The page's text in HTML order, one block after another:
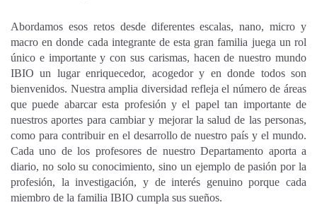
Abordamos esos retos desde diferentes escalas, nano, micro y
macro en donde cada integrante de esta gran familia juega un rol
único e importante y con sus carismas, hacen de nuestro mundo
IBIO un lugar enriquecedor, acogedor y en donde todos son
bienvenidos. Nuestra amplia diversidad refleja el número de áreas
que puede abarcar esta profesión y el papel tan importante de
nuestros aportes para cambiar y mejorar la salud de las personas,
como para contribuir en el desarrollo de nuestro país y el mundo.
Cada uno de los profesores de nuestro Departamento aporta a
diario, no solo su conocimiento, sino un ejemplo de pasión por la
profesión, la investigación, y de interés genuino porque cada
miembro de la familia IBIO cumpla sus sueños.